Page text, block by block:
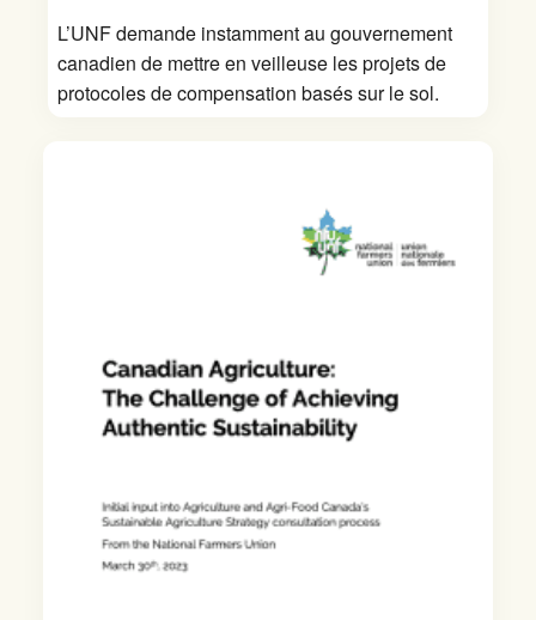
L’UNF demande instamment au gouvernement
canadien de mettre en veilleuse les projets de
protocoles de compensation basés sur le sol.